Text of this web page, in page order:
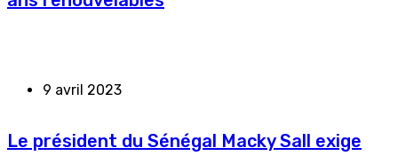
9 avril 2023
Le président du Sénégal Macky Sall exige